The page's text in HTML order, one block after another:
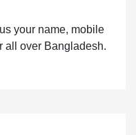
your name, mobile
all over Bangladesh.